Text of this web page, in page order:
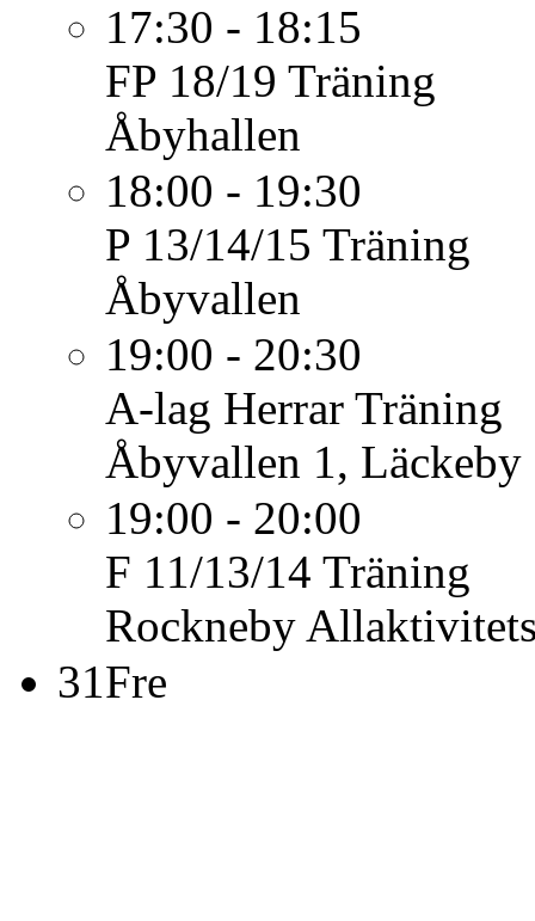
17:30 - 18:15
FP 18/19 Träning
Åbyhallen
18:00 - 19:30
P 13/14/15 Träning
Åbyvallen
19:00 - 20:30
A-lag Herrar Träning
Åbyvallen 1, Läckeby
19:00 - 20:00
F 11/13/14 Träning
Rockneby
31Fre